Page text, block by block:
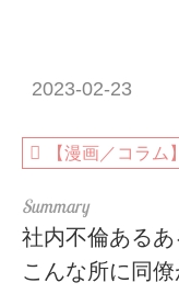
2023-02-23
【漫画／コラム】
社内不倫あるあ
こんな所に同